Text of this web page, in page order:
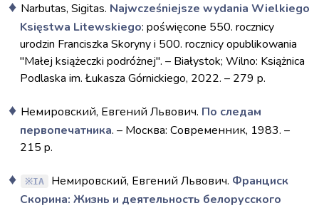
Narbutas, Sigitas. Najwcześniejsze wydania Wielkiego
Księstwa Litewskiego: poświęcone 550. rocznicy
urodzin Franciszka Skoryny i 500. rocznicy opublikowania
"Małej książeczki podróżnej". – Białystok; Wilno: Książnica
Podlaska im. Łukasza Górnickiego, 2022. – 279 p.
Немировский, Евгений Львович. По следам
первопечатника. – Москва: Современник, 1983. –
215 p.
IA Немировский, Евгений Львович. Франциск
Скорина: Жизнь и деятельность белорусского